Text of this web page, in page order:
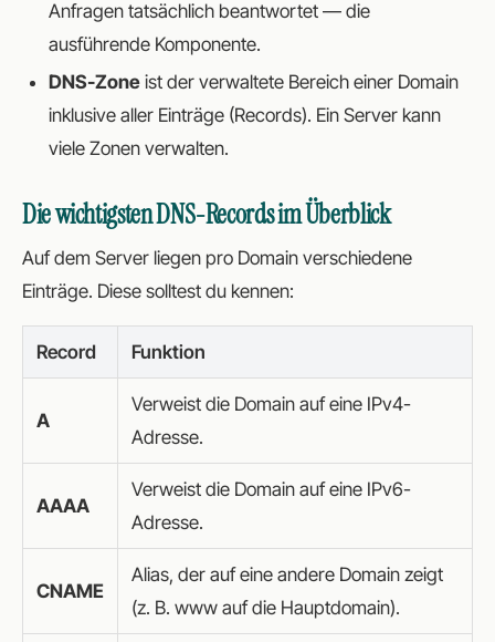
Anfragen tatsächlich beantwortet — die
ausführende Komponente.
DNS-Zone ist der verwaltete Bereich einer Domain
inklusive aller Einträge (Records). Ein Server kann
viele Zonen verwalten.
Die wichtigsten DNS-Records im Überblick
Auf dem Server liegen pro Domain verschiedene
Einträge. Diese solltest du kennen:
Record Funktion
A
Verweist die Domain auf eine IPv4-
Adresse.
AAAA
Verweist die Domain auf eine IPv6-
Adresse.
CNAME
Alias, der auf eine andere Domain zeigt
(z. B. www auf die Hauptdomain).